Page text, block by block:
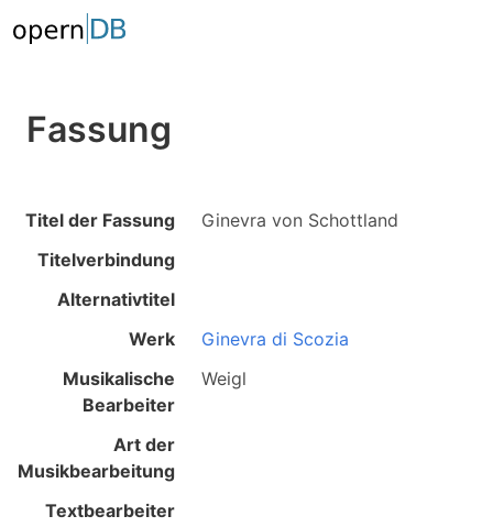
Fassung
Titel der Fassung
Ginevra von Schottland
Titelverbindung
Alternativtitel
Werk
Ginevra di Scozia
Musikalische
Bearbeiter
Weigl
Art der
Musikbearbeitung
Textbearbeiter